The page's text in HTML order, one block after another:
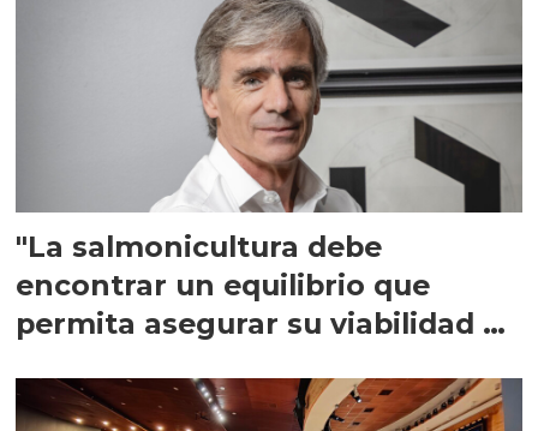
"La salmonicultura debe
encontrar un equilibrio que
permita asegurar su viabilidad de